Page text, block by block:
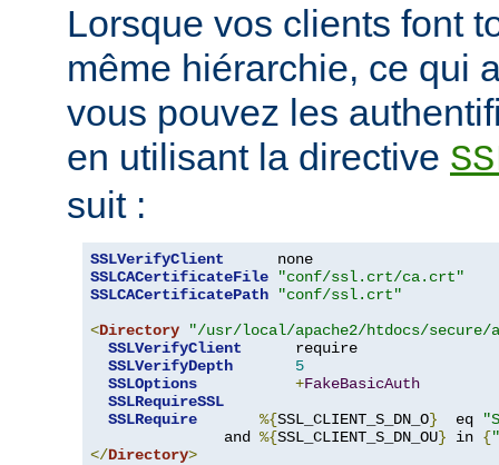
Lorsque vos clients font
même hiérarchie, ce qui
vous pouvez les
en utilisant la directive
suit :
SSLVerifyClient
SSLCACertificateFile
"conf/ssl.crt/ca.crt"
SSLCACertificatePath
"conf/ssl.crt"
<Directory
"/usr/local/apache2/htdocs/secure/
SSLVerifyClient
      require
SSLVerifyDepth
5
SSLOptions
+FakeBasicAuth
SSLRequireSSL
SSLRequire
%{SSL_CLIENT_S_DN_O}
  eq
               and
%{SSL_CLIENT_S_DN_OU} in {
</Directory>